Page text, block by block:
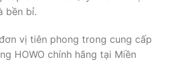
bền bỉ.
vị tiên phong trong cung cấp
HOWO chính hãng tại Miền